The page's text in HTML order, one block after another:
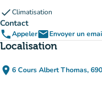
checkClimatisation
Contact
phoneAppeleremailEnvoyer un
Localisation
place 6 Cours Albert Thomas,
(ouvrir